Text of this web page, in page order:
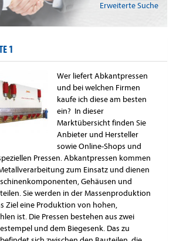
Erweiterte Suche
1
Wer liefert Abkantpressen
und bei welchen Firmen
kaufe ich diese am besten
ein? In dieser
Marktübersicht finden Sie
Anbieter und Hersteller
sowie Online-Shops und
Pressen. Abkantpressen kommen
zum Einsatz und dienen
Gehäusen und
Sie werden in der Massenproduktion
Ziel eine Produktion von hohen,
ist. Die Pressen bestehen aus zwei
und dem Biegesenk. Das zu